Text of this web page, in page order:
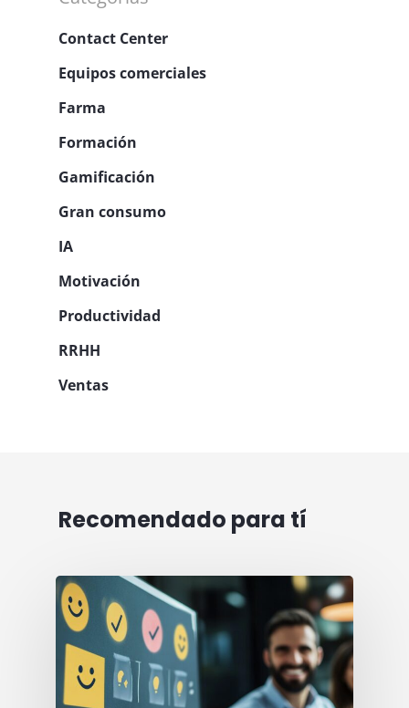
Contact Center
Equipos comerciales
Farma
Formación
Gamificación
Gran consumo
IA
Motivación
Productividad
RRHH
Ventas
Recomendado para tí